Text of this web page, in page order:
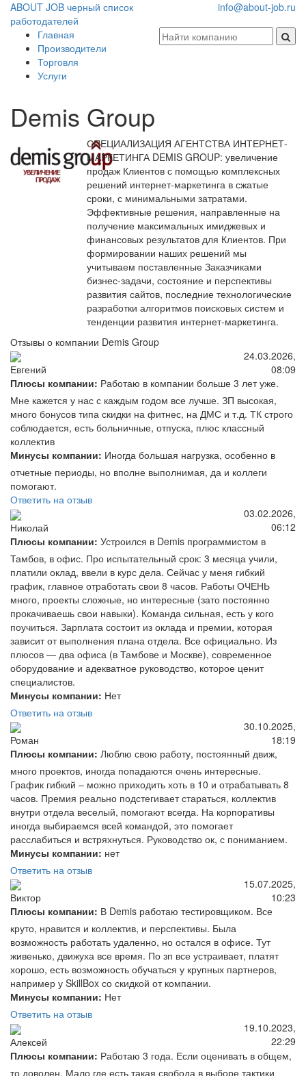
ABOUT JOB черный список
работодателей
info@about-job.ru
Главная
Производители
Торговля
Услуги
Demis Group
СПЕЦИАЛИЗАЦИЯ АГЕНТСТВА ИНТЕРНЕТ-
МАРКЕТИНГА DEMIS GROUP: увеличение
продаж Клиентов с помощью комплексных
решений интернет-маркетинга в сжатые
сроки, с минимальными затратами.
Эффективные решения, направленные на
получение максимальных имиджевых и
финансовых результатов для Клиентов. При
формировании наших решений мы
учитываем поставленные Заказчиками
бизнес-задачи, состояние и перспективы
развития сайтов, последние технологические
разработки алгоритмов поисковых систем и
тенденции развития интернет-маркетинга.
Отзывы о компании Demis Group
Евгений
24.03.2026,
08:09
Плюсы компании: Работаю в компании больше 3 лет уже.
Мне кажется у нас с каждым годом все лучше. ЗП высокая,
много бонусов типа скидки на фитнес, на ДМС и т.д. ТК строго
соблюдается, есть больничные, отпуска, плюс классный
коллектив
Минусы компании: Иногда большая нагрузка, особенно в
отчетные периоды, но вполне выполнимая, да и коллеги
помогают.
Ответить на отзыв
Николай
03.02.2026,
06:12
Плюсы компании: Устроился в Demis программистом в
Тамбов, в офис. Про испытательный срок: 3 месяца учили,
платили оклад, ввели в курс дела. Сейчас у меня гибкий
график, главное отработать свои 8 часов. Работы ОЧЕНЬ
много, проекты сложные, но интересные (зато постоянно
прокачиваешь свои навыки). Команда сильная, есть у кого
поучиться. Зарплата состоит из оклада и премии, которая
зависит от выполнения плана отдела. Все официально. Из
плюсов — два офиса (в Тамбове и Москве), современное
оборудование и адекватное руководство, которое ценит
специалистов.
Минусы компании: Нет
Ответить на отзыв
Роман
30.10.2025,
18:19
Плюсы компании: Люблю свою работу, постоянный движ,
много проектов, иногда попадаются очень интересные.
График гибкий – можно приходить хоть в 10 и отрабатывать 8
часов. Премия реально подстегивает стараться, коллектив
внутри отдела веселый, помогают всегда. На корпоративы
иногда выбираемся всей командой, это помогает
расслабиться и встряхнуться. Руководство ок, с пониманием.
Минусы компании: нет
Ответить на отзыв
Виктор
15.07.2025,
10:23
Плюсы компании: В Demis работаю тестировщиком. Все
круто, нравится и коллектив, и перспективы. Была
возможность работать удаленно, но остался в офисе. Тут
живенько, движуха все время. По зп все устраивает, платят
хорошо, есть возможность обучаться у крупных партнеров,
например у SkillBox со скидкой от компании.
Минусы компании: Нет
Ответить на отзыв
Алексей
19.10.2023,
22:29
Плюсы компании: Работаю 3 года. Если оценивать в общем,
то доволен. Мало где есть такая свобода в выборе тактики